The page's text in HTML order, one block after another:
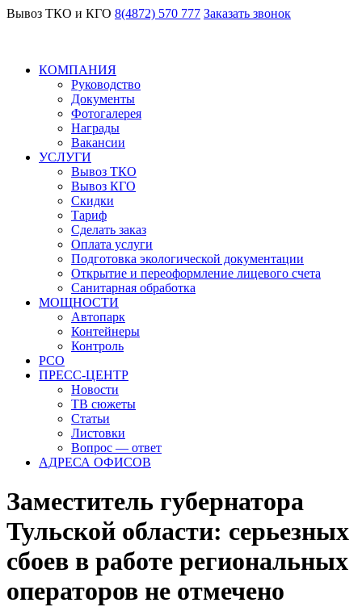
Вывоз ТКО и КГО 8(4872) 570 777 Заказать звонок
КОМПАНИЯ
Руководство
Документы
Фотогалерея
Награды
Вакансии
УСЛУГИ
Вывоз ТКО
Вывоз КГО
Скидки
Тариф
Сделать заказ
Оплата услуги
Подготовка экологической документации
Открытие и переоформление лицевого счета
Санитарная обработка
МОЩНОСТИ
Автопарк
Контейнеры
Контроль
РСО
ПРЕСС-ЦЕНТР
Новости
ТВ сюжеты
Статьи
Листовки
Вопрос — ответ
АДРЕСА ОФИСОВ
Заместитель губернатора
Тульской области: серьезных
сбоев в работе региональных
операторов не отмечено